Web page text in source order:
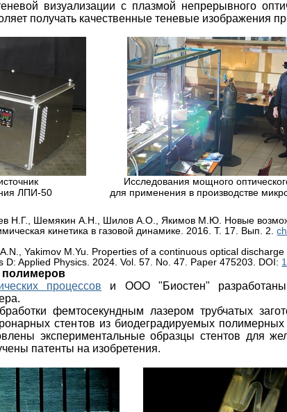
визуализации с плазмой непрерывного
получать качественные теневые изображения
ЛПИ-50
Исследования мощного
для применения в производстве
Н.Г., Шемякин А.Н., Шилов А.О., Якимов М.Ю. Новые
кинетика в газовой динамике. 2016. Т. 17. Вып. 2.
Yakimov M.Yu. Properties of a continuous optical
Applied Physics. 2024. Vol. 57. No. 47. Paper 475203. DOI:
полимеров
процессов и ООО "Биостен"
фемтосекундным лазером трубчатых
стентов из биодеградируемых
экспериментальные образцы стентов для
патенты на изобретения.